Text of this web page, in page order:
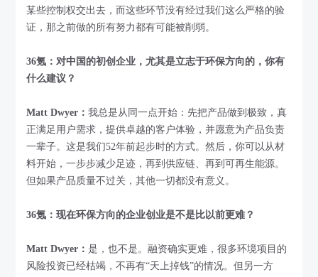
某些控制权交出去，而这些环节没有经过我们这么严格的验
证，那之前做的所有努力都有可能被削弱。
36氪：对中国的初创企业，尤其是立志于环保方向的，你有
什么建议？
Matt Dwyer：我总是从同一点开始：先把产品做到极致，真
正满足用户需求，提供卓越的客户体验，并愿意为产品负责
一辈子。这是我们52年前起步时的方式。然后，你可以从材
料开始，一步步减少足迹，再到供应链、再到可再生能源。
但如果产品质量不过关，其他一切都没有意义。
36氪：现在环保方向的企业创业是不是比以前更难？
Matt Dwyer：是，也不是。融资确实更难，很多环境项目的
风险投资已经枯竭，不再有“天上掉钱”的情况。但另一方